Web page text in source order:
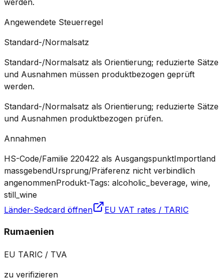
Angewendete Steuerregel
Standard-/Normalsatz
Standard-/Normalsatz als Orientierung; reduzierte Sätze
und Ausnahmen müssen produktbezogen geprüft
werden.
Standard-/Normalsatz als Orientierung; reduzierte Sätze
und Ausnahmen produktbezogen prüfen.
Annahmen
HS-Code/Familie 220422 als AusgangspunktImportland
massgebendUrsprung/Präferenz nicht verbindlich
angenommenProdukt-Tags: alcoholic_beverage, wine,
still_wine
Länder-Sedcard öffnen
EU VAT rates / TARIC
Rumaenien
EU TARIC / TVA
zu verifizieren